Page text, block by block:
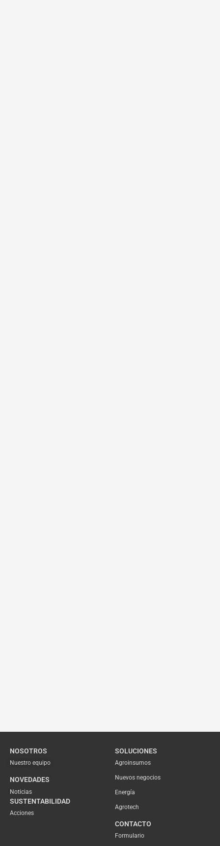
NOSOTROS
Nuestro equipo
NOVEDADES
Noticias
SUSTENTABILIDAD
Acciones
SOLUCIONES
Agroinsumos
Nuevos negocios
Energía
Agrotech
CONTACTO
Formulario